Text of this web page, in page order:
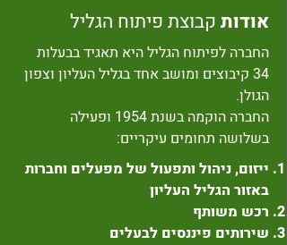
אודותקבוצתפיתוח הגליל
החברה לפיתוח הגליל היא תאגיד בבעלות
34 קיבוצים ומושב אחד בגליל העליון וצפון
הגולן.
החברה הוקמה בשנת 1954 ופעילה
בשלושה תחומים עיקריים:
ייזום, ניהול ותפעול של מפעלים וחברות
באזור הגליל העליון
רכש משותף
שירותים פיננסים לבעלים